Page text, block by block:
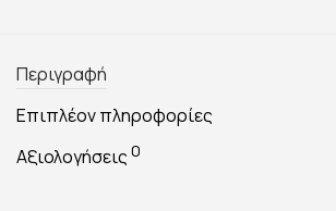
Περιγραφή
Επιπλέον πληροφορίες
Αξιολογήσεις 0